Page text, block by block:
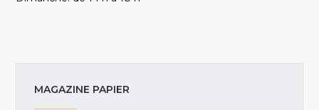
MAGAZINE PAPIER